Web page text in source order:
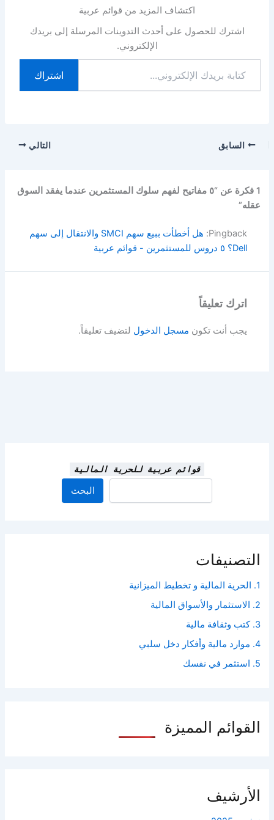
قوائم عربية للحرية المالية
البحث
التصنيفات
1. الحرية المالية و تخطيط الميزانية
2. الاستثمار والأسواق المالية
3. كتب وثقافة مالية
4. موارد مالية وأفكار دخل سلبي
5. استثمر في نفسك
القوائم المميزة
الأرشيف
اكتشاف المزيد من قوائم عربية
اشترك للحصول على أحدث التدوينات المرسلة إلى بريدك
الإلكتروني.
بريدك
الإلكتروني...
اشتراك
السابق التالي
1 فكرة عن “٥ مفاتيح لفهم سلوك المستثمرين عندما يفقد السوق
عقله”
Pingback:
هل أخطأت ببيع سهم SMCI والانتقال إلى سهم
Dell؟ ٥ دروس للمستثمرين - قوائم عربية
اترك تعليقاً
يجب أنت تكون مسجل الدخول لتضيف تعليقاً.